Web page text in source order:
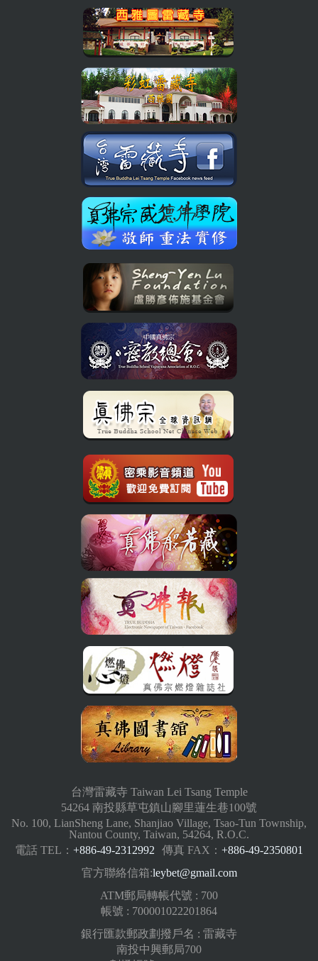
台灣雷藏寺 Taiwan Lei Tsang Temple
54264 南投縣草屯鎮山腳里蓮生巷100號
No. 100, LianSheng Lane, Shanjiao Village, Tsao-Tun Township,
Nantou County, Taiwan, 54264, R.O.C.
電話 TEL： +886-49-2312992 傳真 FAX： +886-49-2350801
官方聯絡信箱:leybet@gmail.com
ATM郵局轉帳代號 : 700
帳號 : 700001022201864
銀行匯款郵政劃撥戶名 : 雷藏寺
南投中興郵局700